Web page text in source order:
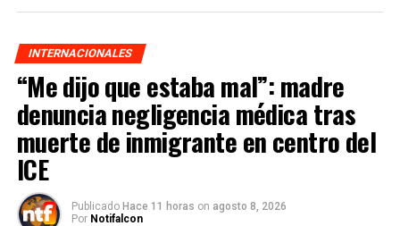
INTERNACIONALES
“Me dijo que estaba mal”: madre
denuncia negligencia médica tras
muerte de inmigrante en centro del
ICE
Publicado Hace 11 horas on agosto 8, 2026
Por Notifalcon